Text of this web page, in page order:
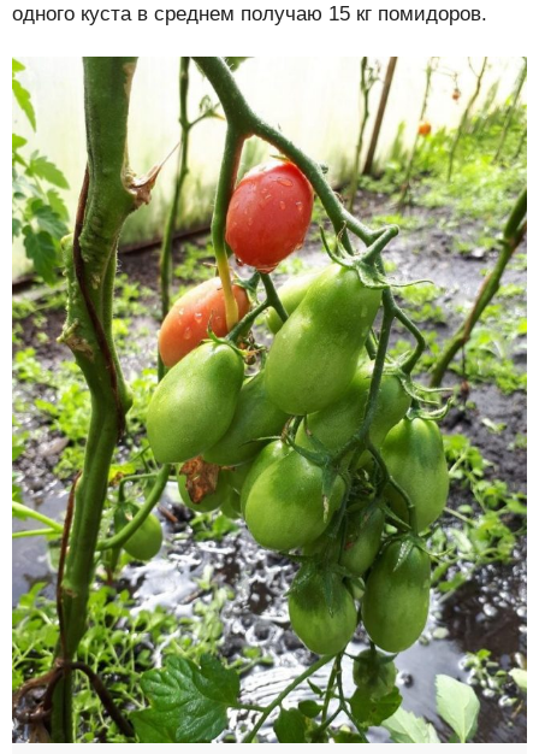
одного куста в среднем получаю 15 кг помидоров.